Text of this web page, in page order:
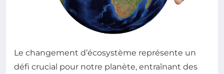
Le changement d’écosystème représente un
défi crucial pour notre planète, entraînant des